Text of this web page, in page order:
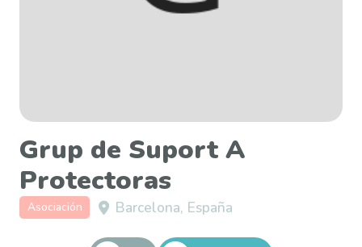
Grup de Suport A
Protectoras
Asociación Barcelona, España